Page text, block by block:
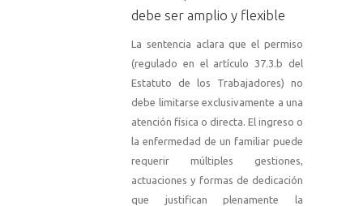
debe ser amplio y flexible
La sentencia aclara que el permiso
(regulado en el artículo 37.3.b del
Estatuto de los Trabajadores) no
debe limitarse exclusivamente a una
atención física o directa. El ingreso o
la enfermedad de un familiar puede
requerir múltiples gestiones,
actuaciones y formas de dedicación
que justifican plenamente la